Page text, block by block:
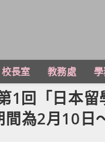
校長室 教務處
1回「日本
為2月10日